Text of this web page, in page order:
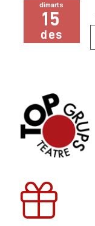
dimarts
15
des